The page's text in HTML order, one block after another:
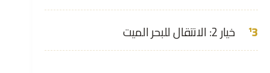
خيار 2: الانتقال للبحر الميت